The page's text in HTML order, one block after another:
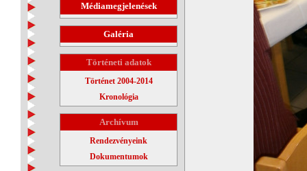
Médiamegjelenések
Galéria
Történeti adatok
Történet 2004-2014
Kronológia
Archívum
Rendezvényeink
Dokumentumok